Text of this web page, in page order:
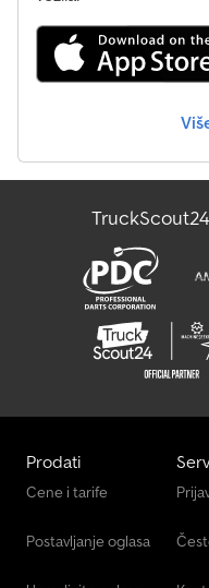
Mercedes-Benz Atego
Mercedes-Benz Vario
Oklopno Vozilo Za
Transporter Za Staklo
Маневарско Возило
Prodati
Cene i tarife
Postavljanje oglasa